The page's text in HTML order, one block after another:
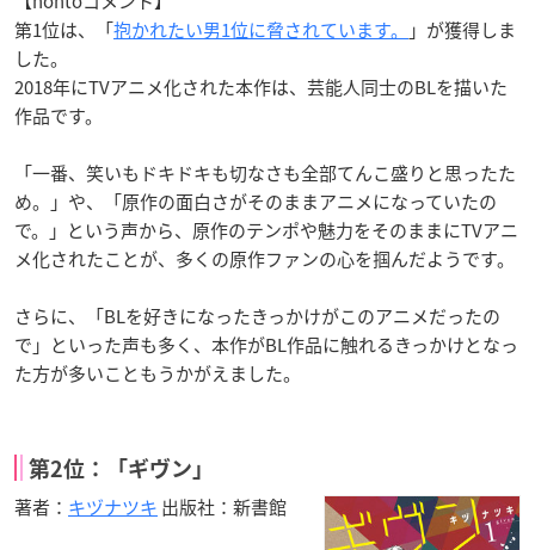
第1位は、「抱かれたい男1位に脅されています。 」が獲得しま
した。
2018年にTVアニメ化された本作は、芸能人同士のBLを描いた
作品です。
「一番、笑いもドキドキも切なさも全部てんこ盛りと思ったた
め。」や、「原作の面白さがそのままアニメになっていたの
で。」という声から、原作のテンポや魅力をそのままにTVアニ
メ化されたことが、多くの原作ファンの心を掴んだようです。
さらに、「BLを好きになったきっかけがこのアニメだったの
で」といった声も多く、本作がBL作品に触れるきっかけとなっ
た方が多いこともうかがえました。
第2位：「ギヴン」
著者： キヅナツキ 出版社：新書館